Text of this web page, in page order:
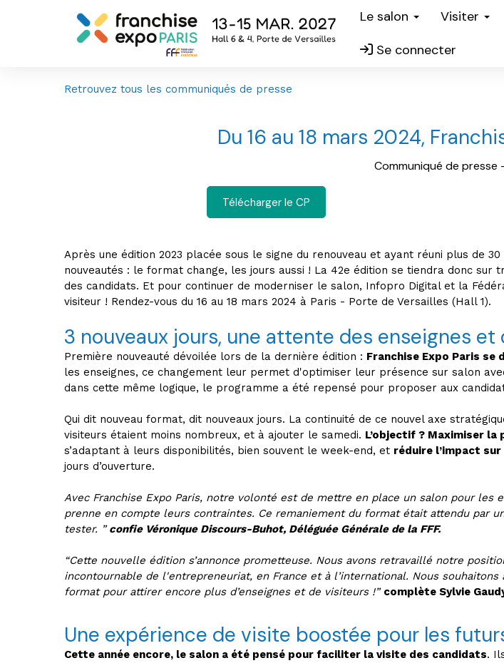
Le salon Visiter
Se connecter
Retrouvez tous les communiqués de presse
Du 16 au 18 mars 2024,
Communiqué de
Télécharger le CP
Après une édition 2023 placée sous le signe du renouveau et ayant réuni plus de
nouveautés : le format change, les jours aussi ! La 42e édition se tiendra donc sur
des candidats. Et pour continuer de moderniser le salon, Infopro Digital et la
visiteur ! Rendez-vous du 16 au 18 mars 2024 à Paris - Porte de Versailles (Hall 1).
3 nouveaux jours, une attente des enseignes
Première nouveauté dévoilée lors de la dernière édition : Franchise Expo Paris se
les enseignes, ce changement leur permet d'optimiser leur présence sur salon
dans cette même logique, le programme a été repensé pour proposer aux
Qui dit nouveau format, dit nouveaux jours. La continuité de ce nouvel axe
visiteurs étaient moins nombreux, et à ajouter le samedi. L’objectif ? Maximiser
s’adaptant à leurs disponibilités, bien souvent le week-end, et réduire l’impact
jours d’ouverture.
Avec Franchise Expo Paris, notre volonté est de mettre en place un salon pour
prenne en compte leurs contraintes. Ce remaniement du format était attendu par
tester. ”confie Véronique Discours-Buhot, Déléguée Générale de la FFF.
“Cette nouvelle édition s’annonce prometteuse. Nous avons retravaillé notre
incontournable de l'entrepreneuriat, en France et à l’international. Nous
format pour attirer encore plus d’enseignes et de visiteurs !” complète Sylvie
Une expérience de visite boostée pour les
Cette année encore, le salon a été pensé pour faciliter la visite des candidats.